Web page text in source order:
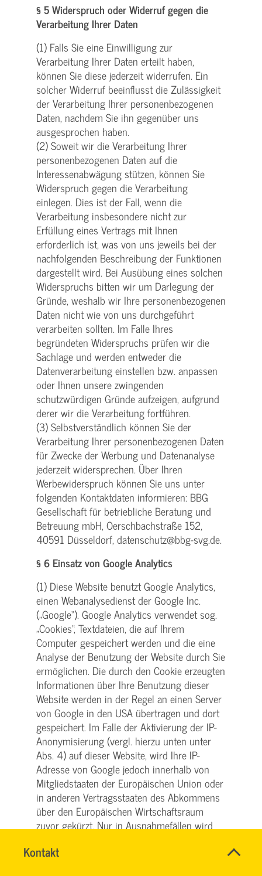
Kontakt
SVG
Name*
§ 5 Widerspruch oder Widerruf gegen die
Verarbeitung Ihrer Daten
(1) Falls Sie eine Einwilligung zur
Verarbeitung Ihrer Daten erteilt haben,
können Sie diese jederzeit widerrufen. Ein
solcher Widerruf beeinflusst die Zulässigkeit
der Verarbeitung Ihrer personenbezogenen
Daten, nachdem Sie ihn gegenüber uns
ausgesprochen haben.
(2) Soweit wir die Verarbeitung Ihrer
personenbezogenen Daten auf die
Interessenabwägung stützen, können Sie
Widerspruch gegen die Verarbeitung
einlegen. Dies ist der Fall, wenn die
Verarbeitung insbesondere nicht zur
Erfüllung eines Vertrags mit Ihnen
erforderlich ist, was von uns jeweils bei der
nachfolgenden Beschreibung der Funktionen
dargestellt wird. Bei Ausübung eines solchen
Widerspruchs bitten wir um Darlegung der
Gründe, weshalb wir Ihre personenbezogenen
Daten nicht wie von uns durchgeführt
verarbeiten sollten. Im Falle Ihres
begründeten Widerspruchs prüfen wir die
Sachlage und werden entweder die
Datenverarbeitung einstellen bzw. anpassen
oder Ihnen unsere zwingenden
schutzwürdigen Gründe aufzeigen, aufgrund
derer wir die Verarbeitung fortführen.
(3) Selbstverständlich können Sie der
Verarbeitung Ihrer personenbezogenen Daten
für Zwecke der Werbung und Datenanalyse
jederzeit widersprechen. Über Ihren
Werbewiderspruch können Sie uns unter
folgenden Kontaktdaten informieren: BBG
Gesellschaft für betriebliche Beratung und
Betreuung mbH, Oerschbachstraße 152,
40591 Düsseldorf, datenschutz@bbg-svg.de.
§ 6 Einsatz von Google Analytics
(1) Diese Website benutzt Google Analytics,
einen Webanalysedienst der Google Inc.
(„Google“). Google Analytics verwendet sog.
„Cookies“, Textdateien, die auf Ihrem
Computer gespeichert werden und die eine
Analyse der Benutzung der Website durch Sie
ermöglichen. Die durch den Cookie erzeugten
Informationen über Ihre Benutzung dieser
Website werden in der Regel an einen Server
von Google in den USA übertragen und dort
gespeichert. Im Falle der Aktivierung der IP-
Anonymisierung (vergl. hierzu unten unter
Abs. 4) auf dieser Website, wird Ihre IP-
Adresse von Google jedoch innerhalb von
Mitgliedstaaten der Europäischen Union oder
in anderen Vertragsstaaten des Abkommens
über den Europäischen Wirtschaftsraum
zuvor gekürzt. Nur in Ausnahmefällen wird
Google in den USA übertragen und dort